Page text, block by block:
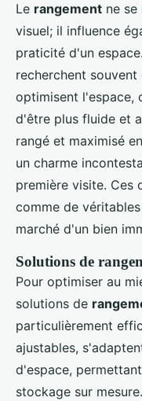
Le rangement ne
visuel; il influence
praticité d'un
recherchent
optimisent l'espace,
d'être plus fluide et
rangé et maximisé
un charme
première visite. Ces
comme de
marché d'un bien
Solutions de
Pour optimiser au
solutions de
particulièrement
ajustables,
d'espace,
stockage sur